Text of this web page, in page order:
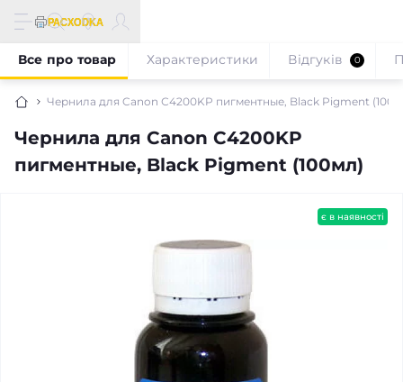
Чернила для Canon С4200KP пигментные, Black Pigment
Чернила для Canon С4200KP
пигментные, Black Pigment (100мл)
Все про товар Характеристики Відгуків 0
є в наявності